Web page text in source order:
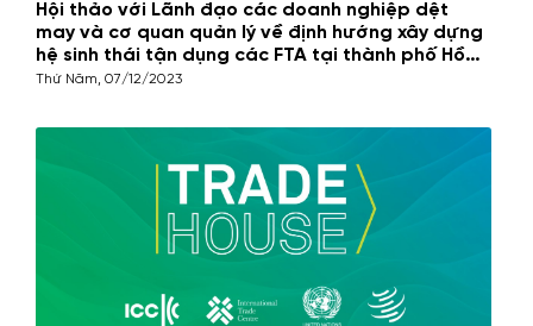
Hội thảo với Lãnh đạo các doanh nghiệp dệt
may và cơ quan quản lý về định hướng xây dựng
hệ sinh thái tận dụng các FTA tại thành phố Hồ
Chí Minh
Thứ Năm, 07/12/2023